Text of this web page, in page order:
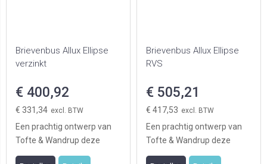
Brievenbus Allux Ellipse
verzinkt
€ 400,92
€ 331,34
Een prachtig ontwerp van
Tofte & Wandrup deze
sierlijke ovale brievenbus
Brievenbus Allux Ellipse
RVS
€ 505,21
€ 417,53
Een prachtig ontwerp van
Tofte & Wandrup deze
sierlijke ovale brievenbus